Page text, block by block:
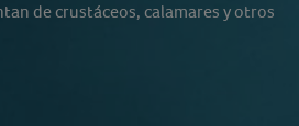
de crustáceos, calamares y otros